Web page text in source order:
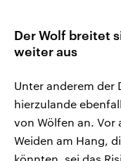
Der Wolf breitet
weiter aus
Unter anderem der
hierzulande
von Wölfen an. Vor
Weiden am Hang,